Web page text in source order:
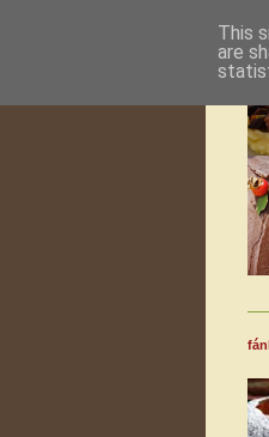
This
are